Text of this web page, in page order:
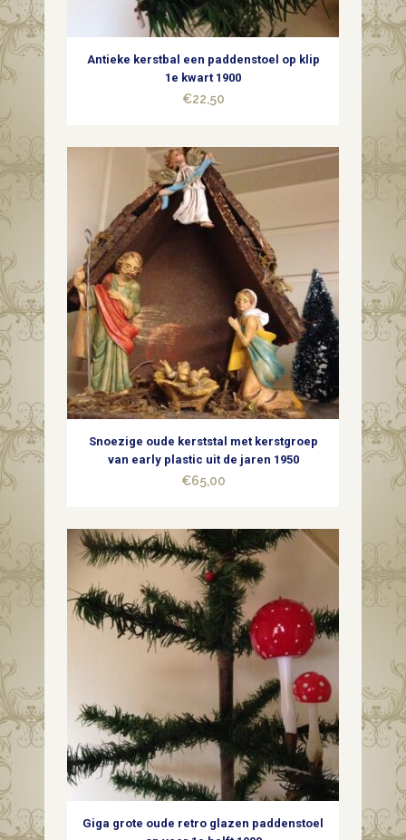
kwart
Antieke kerstbal een paddenstoel op klip
1e kwart 1900
€22,50
Snoezige oude kerststal met kerstgroep
van early plastic uit de jaren 1950
€65,00
Giga grote oude retro glazen paddenstoel